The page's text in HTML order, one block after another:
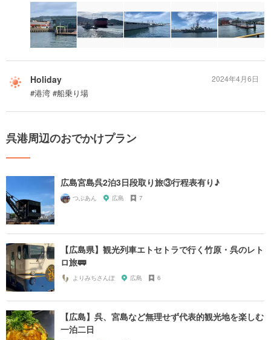
Holiday
#港湾 #船乗り場
2024年4月6日
呉港周辺のおでかけプラン
広島宮島呉2泊3日段取り旅③行程表有り♪
つぶあん 広島 7
【広島県】観光列車エトセトラで行く竹原・呉のレト
ロ旅🚃
よりみちさんぽ 広島 6
【広島】呉、宮島など無理せず代表的観光地を楽しむ
一泊二日